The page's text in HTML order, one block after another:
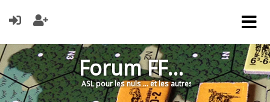
Forum FFL-ASL
ASL pour les nuls … et les autres !